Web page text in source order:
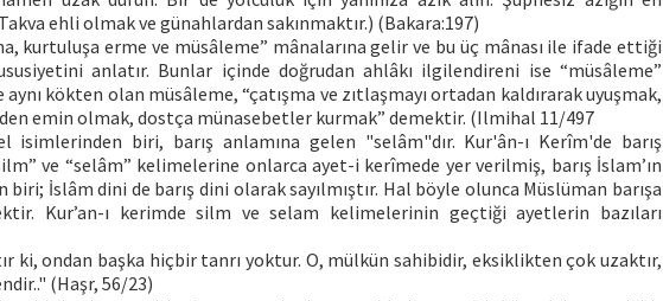
ehli olmak ve günahlardan sakınmaktır.) (Bakara:197)
kurtuluşa erme ve müsâleme” mânalarına gelir ve bu üç mânası ile ifade ettiği
anlatır. Bunlar içinde doğrudan ahlâkı ilgilendireni ise “müsâleme”
aynı kökten olan müsâleme, “çatışma ve zıtlaşmayı ortadan kaldırarak uyuşmak,
emin olmak, dostça münasebetler kurmak” demektir. (Ilmihal 11/497
isimlerinden biri, barış anlamına gelen "selâm"dır. Kur'ân-ı Kerîm'de barış
ve “selâm” kelimelerine onlarca ayet-i kerîmede yer verilmiş, barış İslam’ın
biri; İslâm dini de barış dini olarak sayılmıştır. Hal böyle olunca Müslüman barışa
Kur’an-ı kerimde silm ve selam kelimelerinin geçtiği ayetlerin bazıları
ki, ondan başka hiçbir tanrı yoktur. O, mülkün sahibidir, eksiklikten çok uzaktır,
(Haşr, 56/23)